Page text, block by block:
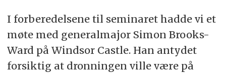
I forberedelsene til seminaret hadde vi et
møte med generalmajor Simon Brooks-
Ward på Windsor Castle. Han antydet
forsiktig at dronningen ville være på